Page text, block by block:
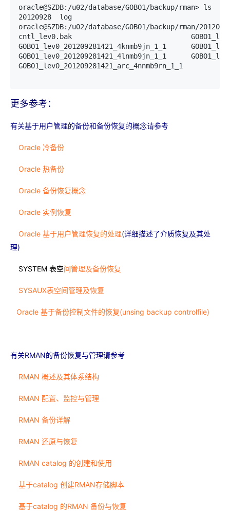
oracle@SZDB:/u02/database/GOBO1/backup/rman> ls
20120928  log
oracle@SZDB:/u02/database/GOBO1/backup/rman/
cntl_lev0.bak
GOBO1_lev0_201209281421_4knmb9jn_1_1
GOBO1_lev0_201209281421_4lnmb9jn_1_1
GOBO1_lev0_201209281421_arc_4nnmb9rn_1_1
更多参考：
有关基于用户管理的备份和备份恢复的概念请参考
Oracle 冷备份
Oracle 热备份
Oracle 备份恢复概念
Oracle 实例恢复
Oracle 基于用户管理恢复的处理(详细描述了介质恢复及其处
理)
SYSTEM 表空间管理及备份恢复
SYSAUX表空间管理及恢复
Oracle 基于备份控制文件的恢复(unsing backup controlfile)
有关RMAN的备份恢复与管理请参考
RMAN 概述及其体系结构
RMAN 配置、监控与管理
RMAN 备份详解
RMAN 还原与恢复
RMAN catalog 的创建和使用
基于catalog 创建RMAN存储脚本
基于catalog 的RMAN 备份与恢复